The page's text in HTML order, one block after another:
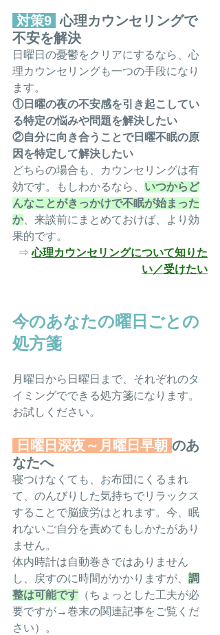
対策9 心理カウンセリングで
不安を解決
日曜日の憂鬱をクリアにするなら、心
理カウンセリングも一つの手段になり
ます。
①日曜の夜の不安感を引き起こしてい
る特定の悩みや問題を解決したい
②自分に向き合うことで日曜不眠の原
因を特定して解決したい
どちらの場合も、カウンセリングは有
効です。もしわかるなら、 いつからど
んなことがきっかけで不眠が始まった
か、来談前にまとめておけば、より効
果的です。
⇒ 心理カウンセリングについて知りた
い／受けたい
今のあなたの曜日ごとの
処方箋
月曜日から日曜日まで、それぞれのタ
イミングでできる処方箋になります。
お試しください。
日曜日深夜～月曜日早朝 のあ
なたへ
寝つけなくても、お布団にくるまれ
て、のんびりした気持ちでリラックス
することで脳疲労はとれます。今、眠
れないご自分を責めてもしかたがあり
ません。
体内時計は自動巻きではありません
し、戻すのに時間がかかりますが、 調
整は可能です （ちょっとした工夫が必
要ですが→巻末の関連記事をご覧くだ
さい）。